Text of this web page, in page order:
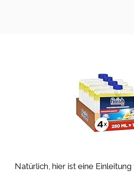
Natürlich, hier ist eine Einleitung